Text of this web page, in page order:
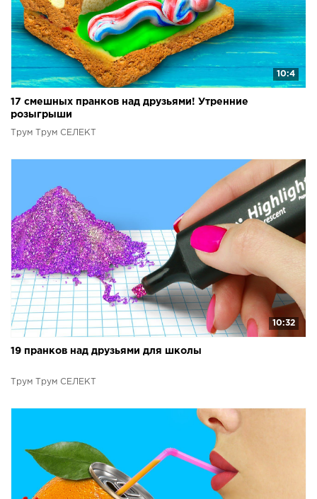
10:4
17 смешных пранков над друзьями! Утренние
розыгрыши
Трум Трум СЕЛЕКТ
10:32
19 пранков над друзьями для школы
Трум Трум СЕЛЕКТ